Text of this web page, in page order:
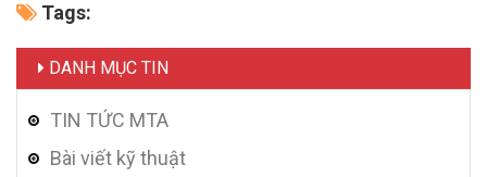
Tags:
DANH MỤC TIN
TIN TỨC MTA
Bài viết kỹ thuật